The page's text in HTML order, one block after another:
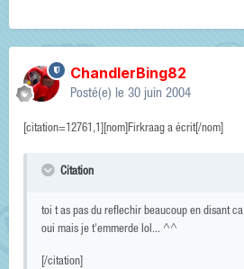
ChandlerBing82
Posté(e) le 30 juin 2004
[citation=12761,1][nom]Firkraag a écrit[/nom]
Citation
toi t as pas du reflechir beaucoup en disant ca
oui mais je t'emmerde lol... ^^
[/citation]